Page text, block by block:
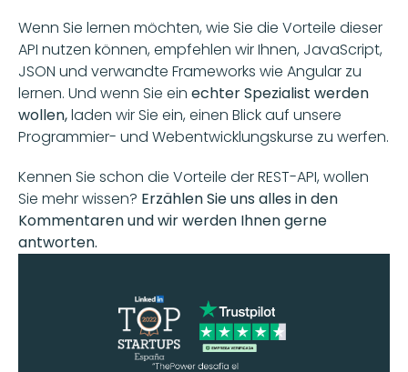
Wenn Sie lernen möchten, wie Sie die Vorteile dieser
API nutzen können, empfehlen wir Ihnen, JavaScript,
JSON und verwandte Frameworks wie Angular zu
lernen. Und wenn Sie ein echter Spezialist werden
wollen, laden wir Sie ein, einen Blick auf unsere
Programmier- und Webentwicklungskurse zu werfen.
Kennen Sie schon die Vorteile der REST-API, wollen
Sie mehr wissen? Erzählen Sie uns alles in den
Kommentaren und wir werden Ihnen gerne
antworten.